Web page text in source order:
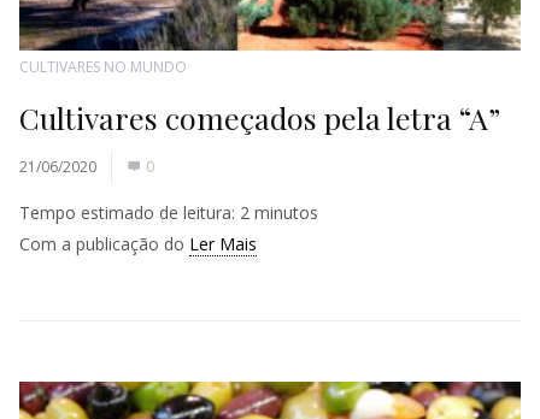
CULTIVARES NO MUNDO
Cultivares começados pela letra “A”
21/06/2020 0
Tempo estimado de leitura: 2 minutos
Com a publicação do Ler Mais